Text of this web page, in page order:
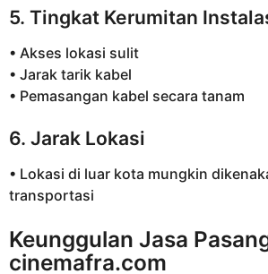
5. Tingkat Kerumitan
• Akses lokasi sulit
• Jarak tarik kabel
• Pemasangan kabel secara tanam
6. Jarak Lokasi
• Lokasi di luar kota mungkin
transportasi
Keunggulan Jasa
cinemafra.com